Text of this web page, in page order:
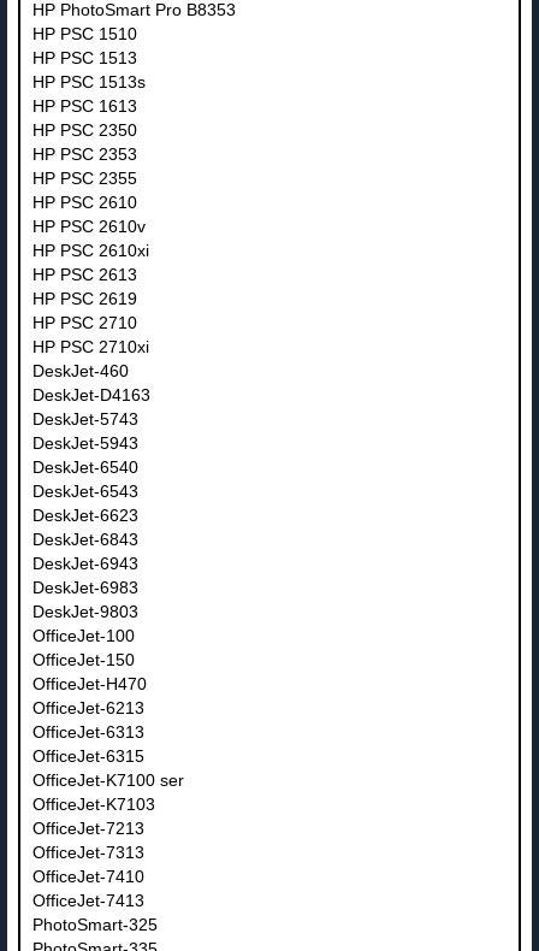
HP PhotoSmart Pro B8353
HP PSC 1510
HP PSC 1513
HP PSC 1513s
HP PSC 1613
HP PSC 2350
HP PSC 2353
HP PSC 2355
HP PSC 2610
HP PSC 2610v
HP PSC 2610xi
HP PSC 2613
HP PSC 2619
HP PSC 2710
HP PSC 2710xi
DeskJet-460
DeskJet-D4163
DeskJet-5743
DeskJet-5943
DeskJet-6540
DeskJet-6543
DeskJet-6623
DeskJet-6843
DeskJet-6943
DeskJet-6983
DeskJet-9803
OfficeJet-100
OfficeJet-150
OfficeJet-H470
OfficeJet-6213
OfficeJet-6313
OfficeJet-6315
OfficeJet-K7100 ser
OfficeJet-K7103
OfficeJet-7213
OfficeJet-7313
OfficeJet-7410
OfficeJet-7413
PhotoSmart-325